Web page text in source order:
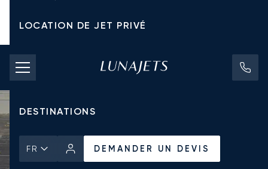
LOCATION DE JET PRIVÉ
TARIFS D'AFFRÈTEMENT
JETS PRIVÉS
DESTINATIONS
FR DEMANDER UN DEVIS